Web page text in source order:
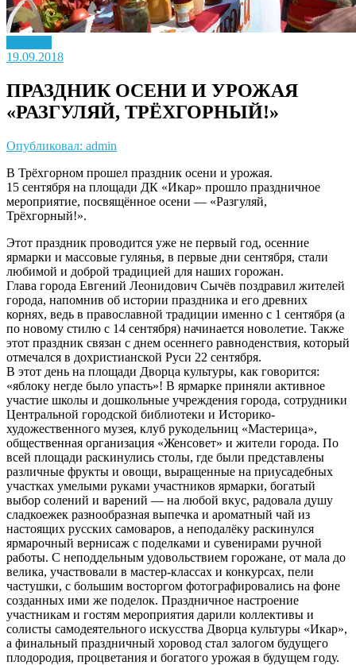
19.09.2018
ПРАЗДНИК ОСЕНИ И УРОЖАЯ
«РАЗГУЛЯЙ, ТРЁХГОРНЫЙ!»
Опубликовал: admin
В Трёхгорном прошел праздник осени и урожая.
15 сентября на площади ДК «Икар» прошло праздничное
мероприятие, посвящённое осени — «Разгуляй,
Трёхгорный!».
Этот праздник проводится уже не первый год, осенние
ярмарки и массовые гулянья, в первые дни сентября, стали
любимой и доброй традицией для наших горожан.
Глава города Евгений Леонидович Сычёв поздравил жителей
города, напомнив об истории праздника и его древних
корнях, ведь в православной традиции именно с 1 сентября (а
по новому стилю с 14 сентября) начинается новолетие. Также
этот праздник связан с днем осеннего равноденствия, который
отмечался в дохристианской Руси 22 сентября.
В этот день на площади Дворца культуры, как говорится:
«яблоку негде было упасть»! В ярмарке приняли активное
участие школы и дошкольные учреждения города, сотрудники
Центральной городской библиотеки и Историко-
художественного музея, клуб рукодельниц «Мастерица»,
общественная организация «Женсовет» и жители города. По
всей площади раскинулись столы, где были представлены
различные фрукты и овощи, выращенные на приусадебных
участках умелыми руками участников ярмарки, богатый
выбор солений и варений — на любой вкус, радовала душу
сладкоежек разнообразная выпечка и ароматный чай из
настоящих русских самоваров, а неподалёку раскинулся
ярмарочный вернисаж с поделками и сувенирами ручной
работы. С неподдельным удовольствием горожане, от мала до
велика, участвовали в мастер-классах и конкурсах, пели
частушки, с большим восторгом фотографировались на фоне
созданных ими же поделок. Праздничное настроение
участникам и гостям мероприятия дарили коллективы и
солисты самодеятельного искусства Дворца культуры «Икар»,
а финальный праздничный хоровод стал залогом будущего
плодородия, процветания и богатого урожая в будущем году.